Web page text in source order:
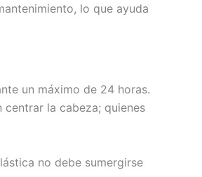
lo que ayuda
un máximo de 24 horas.
la cabeza; quienes
no debe sumergirse